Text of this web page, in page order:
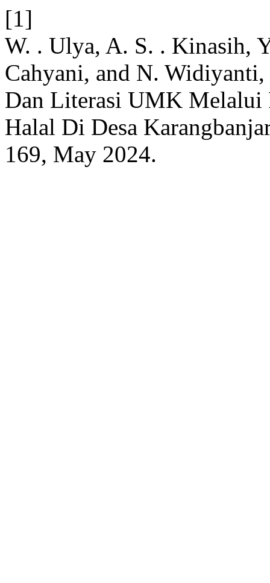
[1]
W. . Ulya, A. S. . Kinasih,
Cahyani, and N.
Dan Literasi UMK Melalui
Halal Di Desa
169, May 2024.